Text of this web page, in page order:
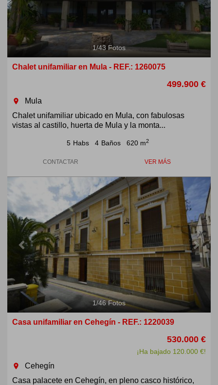
1/43 Fotos
Chalet unifamiliar en Mula - REF.: 1260075
499.900 €
room
Mula
Chalet unifamiliar ubicado en Mula, con fabulosas
vistas al castillo, huerta de Mula y la monta...
5 Habs 4 Baños 620 m2
CONTACTAR VER MÁS
Next
1/46Fotos
Casa unifamiliar en Cehegín - REF.: 1220039
530.000 €
¡Ha bajado 120.000 €!
room
Cehegín
Casa palacete en Cehegín, en pleno casco histórico,